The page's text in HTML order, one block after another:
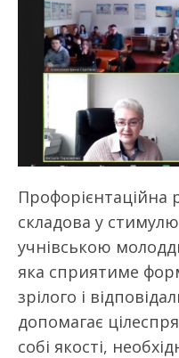
Профорієнтаційна
складова у
учнівською
яка сприятиме
зрілого і
допомагає
собі якості,